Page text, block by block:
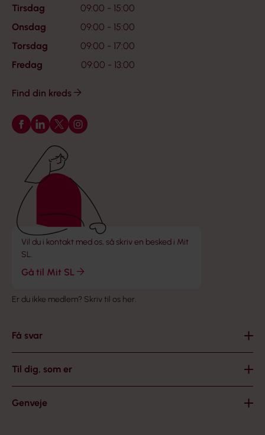
Tirsdag
09:00 - 15:00
Onsdag
09:00 - 15:00
Torsdag
09:00 - 17:00
Fredag
09:00 - 13:00
Find din kreds
Følg os på Facebook
Følg os på LinkedIn
Følg os på X
Følg os på Instagram
Vil du i kontakt med os, så skriv en besked i Mit
SL.
Gå til Mit SL
Er du ikke medlem? Skriv til os her.
Få svar
Til dig, som er
Genveje